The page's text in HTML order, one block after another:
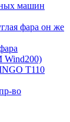
машин
фара он же
Wind200)
Т110
во